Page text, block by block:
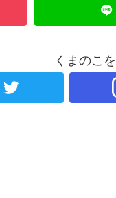
くまのこ